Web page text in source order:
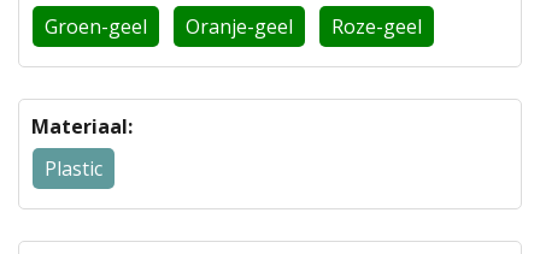
Groen-geel
Oranje-geel Roze-geel
Materiaal:
Plastic